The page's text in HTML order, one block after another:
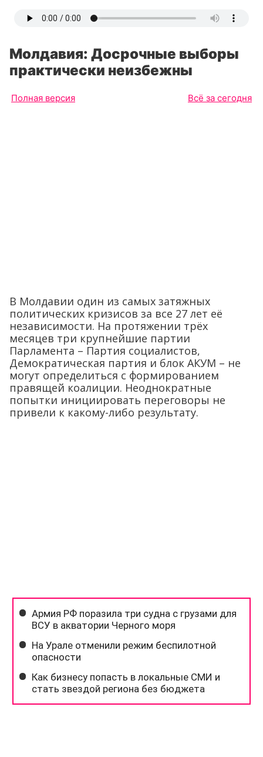
Молдавия: Досрочные выборы
практически неизбежны
Полная версия Всё за сегодня
В Молдавии один из самых затяжных
политических кризисов за все 27 лет её
независимости. На протяжении трёх
месяцев три крупнейшие партии
Парламента – Партия социалистов,
Демократическая партия и блок АКУМ – не
могут определиться с формированием
правящей коалиции. Неоднократные
попытки инициировать переговоры не
привели к какому-либо результату.